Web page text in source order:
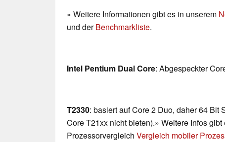
» Weitere Informationen gibt es in unserem
und derBenchmarkliste.
Intel Pentium Dual Core: Abgespeckter
T2330: basiert auf Core 2 Duo, daher 64 Bit
Core T21xx nicht bieten).» Weitere Infos
Prozessorvergleich Vergleich mobiler